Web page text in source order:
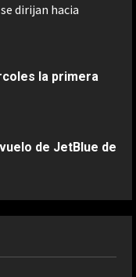
dirijan hacia
la primera
de JetBlue de